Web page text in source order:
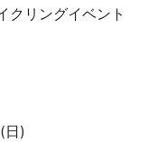
クリングイベント
)